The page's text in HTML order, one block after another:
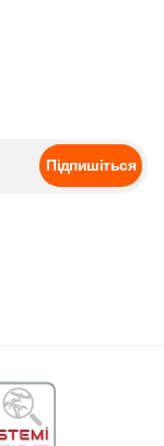
Підпишіться